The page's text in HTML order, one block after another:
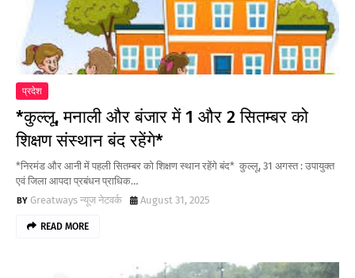
प्रदेश
*कुल्लू, मनाली और बंजार में 1 और 2 सितम्बर को
शिक्षण संस्थान बंद रहेंगे*
*निरमंड और आनी में पहली सितम्बर को शिक्षण स्थान रहेंगे बंद* कुल्लू, 31 अगस्त : उपायुक्त
एवं जिला आपदा प्रबंधन प्राधिक…
Greatways न्यूज नेटवर्क
August 31, 2025
READ MORE